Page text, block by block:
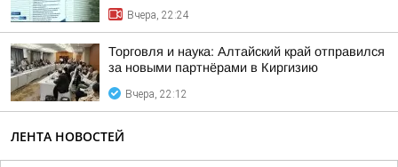
Вчера, 22:24
Торговля и наука: Алтайский край отправился
за новыми партнёрами в Киргизию
Вчера, 22:12
ЛЕНТА НОВОСТЕЙ